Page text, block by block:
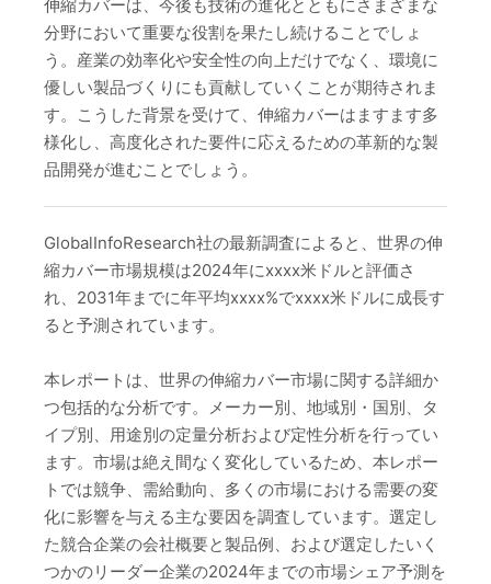
伸縮カバーは、今後も技術の進化とともにさまざまな
分野において重要な役割を果たし続けることでしょ
う。産業の効率化や安全性の向上だけでなく、環境に
優しい製品づくりにも貢献していくことが期待されま
す。こうした背景を受けて、伸縮カバーはますます多
様化し、高度化された要件に応えるための革新的な製
品開発が進むことでしょう。
GlobalInfoResearch社の最新調査によると、世界の伸
縮カバー市場規模は2024年にxxxx米ドルと評価さ
れ、2031年までに年平均xxxx%でxxxx米ドルに成長す
ると予測されています。
本レポートは、世界の伸縮カバー市場に関する詳細か
つ包括的な分析です。メーカー別、地域別・国別、タ
イプ別、用途別の定量分析および定性分析を行ってい
ます。市場は絶え間なく変化しているため、本レポー
トでは競争、需給動向、多くの市場における需要の変
化に影響を与える主な要因を調査しています。選定し
た競合企業の会社概要と製品例、および選定したいく
つかのリーダー企業の2024年までの市場シェア予測を